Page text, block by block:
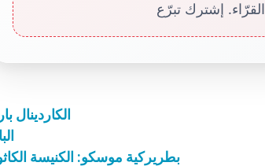
القرّاء. إشترك تبرّع
الكاردينال
بطريركية موسكو: الكنيسة